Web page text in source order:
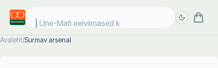
Une-Mati eelviimased ki
Avaleht/Surmav arsenal